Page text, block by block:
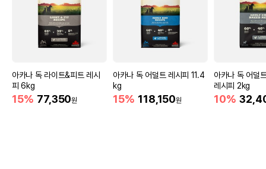
아카나 독 라이트&피트 레시
피 6kg
15% 77,350원
아카나 독 어덜트 레시피 11.4
kg
15% 118,150원
아카나 독 어덜
레시피 2kg
10%